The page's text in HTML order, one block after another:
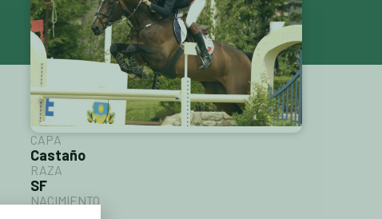
CAPA
Castaño
RAZA
SF
NACIMIENTO